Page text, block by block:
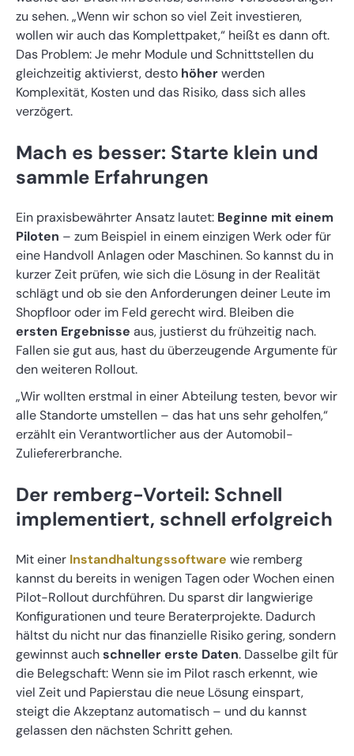
zu sehen. „Wenn wir schon so viel Zeit investieren,
wollen wir auch das Komplettpaket,“ heißt es dann oft.
Das Problem: Je mehr Module und Schnittstellen du
gleichzeitig aktivierst, desto höherwerden
Komplexität, Kosten und das Risiko, dass sich alles
verzögert.
Mach es besser: Starte klein und
sammle Erfahrungen
Ein praxisbewährter Ansatz lautet: Beginne mit einem
Piloten – zum Beispiel in einem einzigen Werk oder für
eine Handvoll Anlagen oder Maschinen. So kannst du in
kurzer Zeit prüfen, wie sich die Lösung in der Realität
schlägt und ob sie den Anforderungen deiner Leute im
Shopfloor oder im Feld gerecht wird. Bleiben die
ersten Ergebnisse aus, justierst du frühzeitig nach.
Fallen sie gut aus, hast du überzeugende Argumente für
den weiteren Rollout.
„Wir wollten erstmal in einer Abteilung testen, bevor wir
alle Standorte umstellen – das hat uns sehr geholfen,“
erzählt ein Verantwortlicher aus der Automobil-
Zuliefererbranche.
Der remberg-Vorteil: Schnell
implementiert, schnell erfolgreich
Mit einer Instandhaltungssoftware wie remberg
kannst du bereits in wenigen Tagen oder Wochen einen
Pilot-Rollout durchführen. Du sparst dir langwierige
Konfigurationen und teure Beraterprojekte. Dadurch
hältst du nicht nur das finanzielle Risiko gering, sondern
gewinnst auchschneller erste Daten. Dasselbe gilt für
die Belegschaft: Wenn sie im Pilot rasch erkennt, wie
viel Zeit und Papierstau die neue Lösung einspart,
steigt die Akzeptanz automatisch – und du kannst
gelassen den nächsten Schritt gehen.